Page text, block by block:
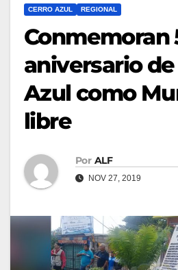
CERRO AZUL REGIONAL
Conmemoran
aniversario
Azul como
libre
Por ALF
NOV 27, 2019